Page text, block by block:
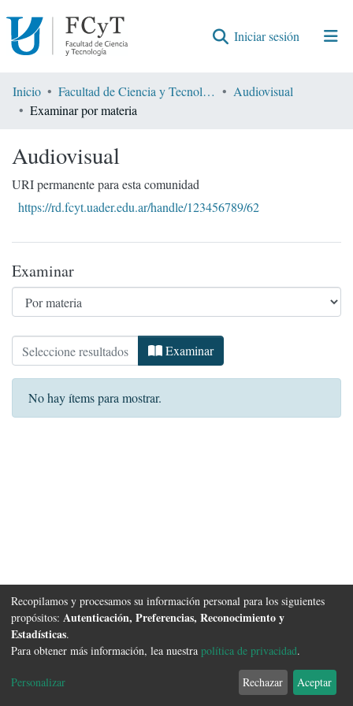
Iniciar sesión (current)
Comunidades
Encontrar por
Inicio Facultad de Ciencia y Tecnología
Audiovisual
Examinar por materia
Audiovisual
URI permanente para esta comunidad
https://rd.fcyt.uader.edu.ar/handle/123456789/62
Examinar
Examinando Audiovisual por Materia
Examinar
No hay ítems para mostrar.
Software DSpacecopyright © 2002-2026 FCyT Uader
Configuración de
Acuerdo de
usuario final
Enviar
Sugerencias
Recopilamos y procesamos su información personal para los siguientes
propósitos: Autenticación, Preferencias, Reconocimiento y
Estadísticas.
Para obtener más información, lea nuestra política de privacidad.
Personalizar Rechazar Aceptar